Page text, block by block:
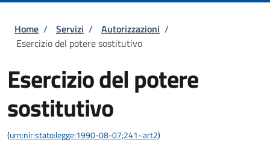
Briciole di pane
Home / Servizi / Autorizzazioni /
Esercizio del potere sostitutivo
Esercizio del potere
sostitutivo
(urn:nir:stato:legge:1990-08-07;241~art2)